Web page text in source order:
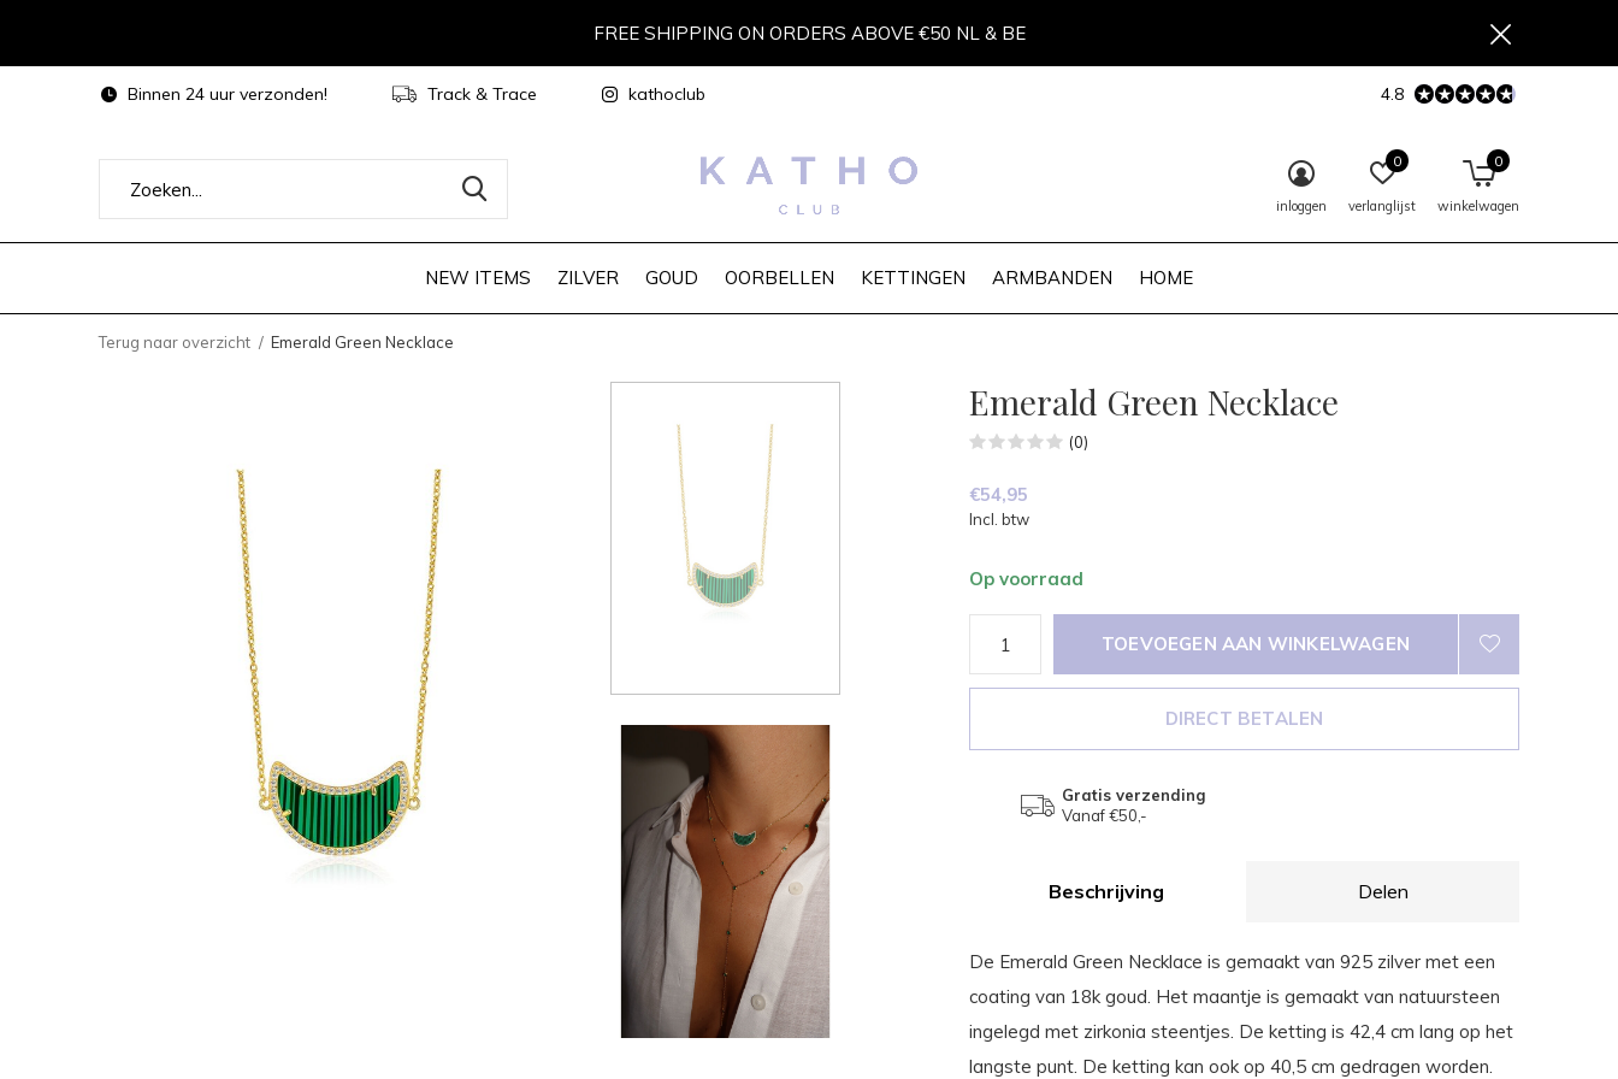
NEW ITEMS ZILVER GOUD OORBELLEN KETTINGEN ARMBANDEN HOME
inloggen verlanglijst
0
winkelwagen
0
Binnen 24 uur verzonden! Track & Trace kathoclub 4.8
FREE SHIPPING ON ORDERS ABOVE €50 NL & BE
Terug naar overzicht Emerald Green Necklace
Emerald Green Necklace
(0)
€54,95
Incl. btw
Op voorraad
TOEVOEGEN AAN WINKELWAGEN
DIRECT BETALEN
Gratis verzending
Vanaf €50,-
Beschrijving Delen
De Emerald Green Necklace is gemaakt van 925 zilver met een
coating van 18k goud. Het maantje is gemaakt van natuursteen
ingelegd met zirkonia steentjes. De ketting is 42,4 cm lang op het
langste punt. De ketting kan ook op 40,5 cm gedragen worden.